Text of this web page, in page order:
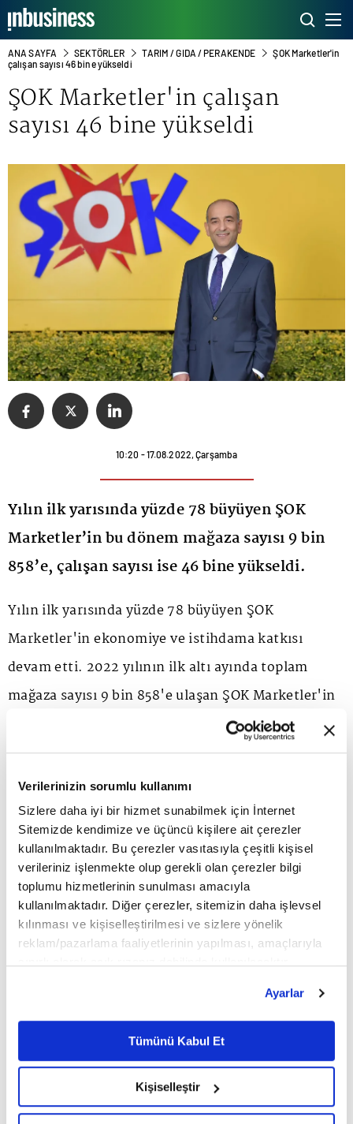
Verilerinizin sorumlu kullanımı
Sizlere daha iyi bir hizmet sunabilmek için İnternet
Sitemizde kendimize ve üçüncü kişilere ait çerezler
kullanılmaktadır. Bu çerezler vasıtasıyla çeşitli kişisel
verileriniz işlenmekte olup gerekli olan çerezler bilgi
toplumu hizmetlerinin sunulması amacıyla
kullanılmaktadır. Diğer çerezler, sitemizin daha işlevsel
kılınması ve kişiselleştirilmesi ve sizlere yönelik
reklam/pazarlama faaliyetlerinin yapılması, amaçlarıyla
belirleyebilirsiniz. Çerezlere ilişkin detaylı bilgi için
Ayarlar butonuna tıklayabilir,Çerez Bilgilendirme
Metnimizi ziyaret edebilirsiniz.
6698 sayılı Kişisel Verilerin Korunması Kanunu uyarınca
okumak ve sitemizi ziyaretiniz kapsamında
gerçekleştirilen veri işleme faaliyetleri ile ilgili daha
Ayarlar
Tümünü Kabul Et
Kişiselleştir
ANA SAYFA SEKTÖRLER TARIM / GIDA / PERAKENDE
ŞOK Marketler'in
çalışan sayısı 46 bine yükseldi
ŞOK Marketler'in çalışan
sayısı 46 bine yükseldi
10:20 - 17.08.2022, Çarşamba
Yılın ilk yarısında yüzde 78 büyüyen ŞOK
Marketler’in bu dönem mağaza sayısı 9 bin
858’e, çalışan sayısı ise 46 bine yükseldi.
Yılın ilk yarısında yüzde 78 büyüyen ŞOK
Marketler'in ekonomiye ve istihdama katkısı
devam etti. 2022 yılının ilk altı ayında toplam
mağaza sayısı 9 bin 858'e ulaşan ŞOK Marketler'in
çalışan sayısı da 46 bine yükseldi.
ŞOK Marketler, 2022 yılının ilk altı ayına ait
finansal sonuçlarını Kamuyu Aydınlatma
Platformu'na (KAP) açıkladı.
Açıklamaya göre, 2022'nin ilk yarısında ŞOK
Marketler'in net satış gelirleri geçen yılın aynı
dönemine göre yüzde 78 artarak 23,5 milyar TL'ye
yükseldi. Bu dönemde 611 yeni mağaza daha açan
ŞOK Marketler'in toplam mağaza sayısı da 9 bin
858 oldu. Yine aynı dönemde 6 binden fazla kişiye
daha iş imkânı sağlayarak toplam çalışan sayısını
46 bine yükselten ŞOK Marketler'in istihdama ve
ekonomiye katkısı devam etti.